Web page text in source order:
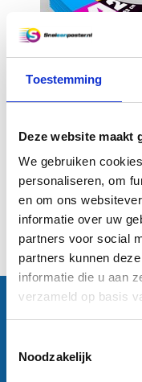
Toestemming
Deze website maakt
We gebruiken
personaliseren, om
en om ons
informatie over uw
partners voor social
partners kunnen
informatie die u aan
verzameld op basis
Noodzakelijk
A2 Offset (59,4 x 42
€0,83
Informatie
Contactgegevens
Sneleenposter.nl
1771 PA Wieringerwerf